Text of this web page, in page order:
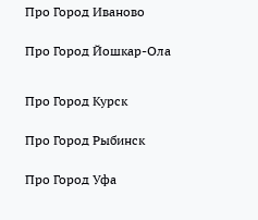
Про Город Иваново
Про Город Йошкар-Ола
Про Город Курск
Про Город Рыбинск
Про Город Уфа